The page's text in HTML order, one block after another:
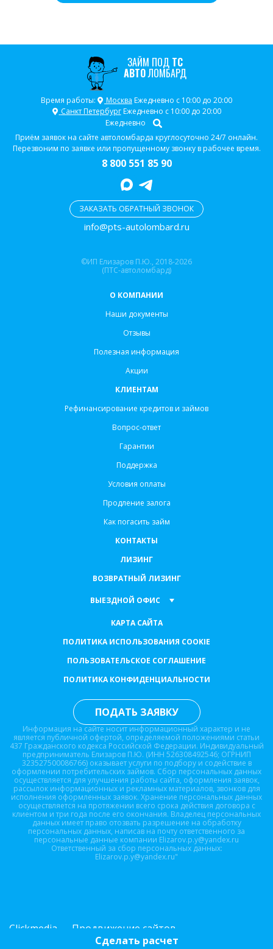
Сделать расчет
ЗАЙМ ПОД ТС
АВТОЛОМБАРД
Время работы: Москва Ежедневно с 10:00 до 20:00
Санкт ПетербургЕжедневно с 10:00 до 20:00
Ежедневно
Приём заявок на сайте автоломбарда круглосуточно 24/7 онлайн.
Перезвоним по заявке или пропущенному звонку в рабочее время.
8 800 551 85 90
ЗАКАЗАТЬ ОБРАТНЫЙ ЗВОНОК
info@pts-autolombard.ru
©ИП Елизаров П.Ю., 2018-2026
(ПТС-автоломбард)
О КОМПАНИИ
Наши документы
Отзывы
Полезная информация
Акции
КЛИЕНТАМ
Рефинансирование кредитов и займов
Вопрос-ответ
Гарантии
Поддержка
Условия оплаты
Продление залога
Как погасить займ
КОНТАКТЫ
ЛИЗИНГ
ВОЗВРАТНЫЙ ЛИЗИНГ
ВЫЕЗДНОЙ ОФИС
КАРТА САЙТА
ПОЛИТИКА ИСПОЛЬЗОВАНИЯ COOKIE
ПОЛЬЗОВАТЕЛЬСКОЕ СОГЛАШЕНИЕ
ПОЛИТИКА КОНФИДЕНЦИАЛЬНОСТИ
Информация на сайте носит информационный характер и не
является публичной офертой, определяемой положениями статьи
437 Гражданского кодекса Российской Федерации. Индивидуальный
предприниматель Елизаров П.Ю. (ИНН 526308492546; ОГРНИП
323527500086766) оказывает услуги по подбору и содействие в
оформлении потребительских займов. Сбор персональных данных
осуществляется для улучшения работы сайта, оформления заявок,
рассылок информационных и рекламных материалов, звонков для
исполнения оформленных заявок. Хранение персональных данных
осуществляется на протяжении всего срока действия договора с
клиентом и три года после его окончания. Владелец персональных
данных имеет право отозвать разрешение на обработку
персональных данных, написав на почту ответственного за
персональные данные компании Elizarov.p.y@yandex.ru
Ответственный за сбор персональных данных:
Elizarov.p.y@yandex.ru"
ПОДАТЬ ЗАЯВКУ
Clickmedia — Продвижение сайтов